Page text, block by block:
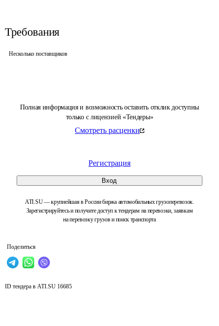
Полная информация и возможность оставить отклик доступны
только с лицензией «Тендеры»
Смотреть расценки
Регистрация
Вход
ATI.SU — крупнейшая в России биржа автомобильных грузоперевозок.
Зарегистрируйтесь и получите доступ к тендерам на перевозки, заявкам
на перевозку грузов и поиск транспорта
Поделиться
Требования
Несколько поставщиков
ID тендера в ATI.SU 16685